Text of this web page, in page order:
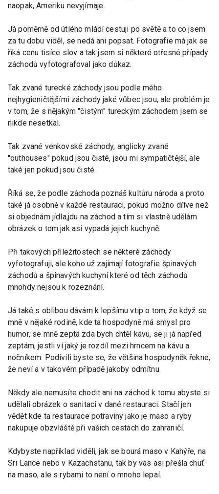
naopak, Ameriku nevyjímaje.
Já poměrně od útlého mládí cestuji po světě a to co jsem
za tu dobu viděl, se nedá ani popsat. Fotografie má jak se
říká cenu tisíce slov a tak jsem si některé otřesné případy
záchodů vyfotografoval jako důkaz.
Tak zvané turecké záchody jsou podle mého
nejhygieničtějšími záchody jaké vůbec jsou, ale problém je
v tom, že s nějakým "čistým" tureckým záchodem jsem se
nikde nesetkal.
Tak zvané venkovské záchody, anglicky zvané
"outhouses" pokud jsou čisté, jsou mi sympatičtější, ale
také jen pokud jsou čisté.
Říká se, že podle záchoda poznáš kultůru národa a proto
také já osobně v každé restauraci, pokud možno dříve než
si objednám jídla,jdu na záchod a tím si vlastně udělám
obrázek o tom jak asi vypadá jejich kuchyně.
Při takových příležitostech se některé záchody
vyfotografuji, ale koho už zajímají fotografie špinavých
záchodů a špinavých kuchyní které od těch záchodů
mnohdy nejsou k rozeznání.
Já také s oblibou dávám k lepšímu vtip o tom, že když se
mně v nějaké rodině, kde ta hospodyně má smysl pro
humor, se mně zeptá zda bych chtěl kávu, se ji já napřed
zeptám, jestli ví jaký je rozdíl mezi hrncem na kávu a
nočníkem. Podivili byste se, že většina hospodyněk řekne,
že neví a v takovém případě jakoby odmítnu.
Někdy ale nemusíte chodit ani na záchod k tomu abyste si
udělali obrázek o sanitaci v dané restauraci. Stačí jen
vědět kde ta restaurace potraviny jako je maso a ryby
nakupuje obzvláště při vašich cestách do zahraničí.
Kdybyste například viděli, jak se bourá maso v Kahýře, na
Sri Lance nebo v Kazachstanu, tak by vás asi přešla chuť
na maso, ale s rybami to není o mnoho lepaí.